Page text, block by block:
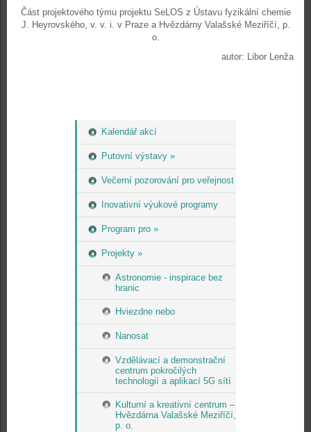
Kalendář akcí
Putovní výstavy »
Večerní pozorování pro veřejnost
Inovativní výukové programy
Program pro »
Projekty »
Astronomie - inspirace bez
hranic
Hviezdne nebo
Nanosat
Vzdělávací a demonstrační
centrum pokročilých
technologií a aplikací 5G sítí
Kulturní a kreativní centrum –
Hvězdárna Valašské Meziříčí,
p. o.
Část projektového týmu projektu SeLOS z Ústavu fyzikální chemie
J. Heyrovského, v. v. i. v Praze a Hvězdárny Valašské Meziříčí, p.
o.
autor: Libor Lenža